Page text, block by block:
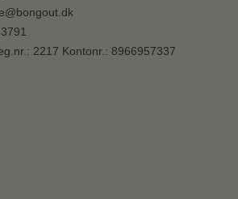
2217 Kontonr.: 8966957337